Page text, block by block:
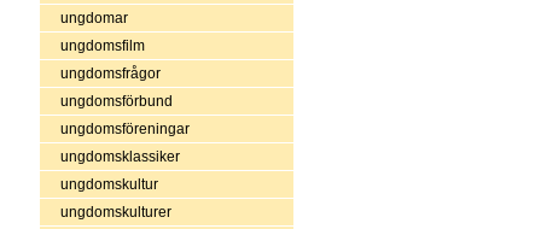
ungdomar
ungdomsfilm
ungdomsfrågor
ungdomsförbund
ungdomsföreningar
ungdomsklassiker
ungdomskultur
ungdomskulturer